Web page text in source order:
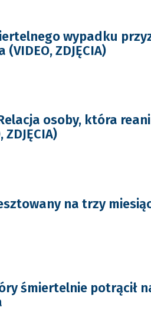
wypadku
ZDJĘCIA)
osoby, która
na trzy
śmiertelnie potrącił